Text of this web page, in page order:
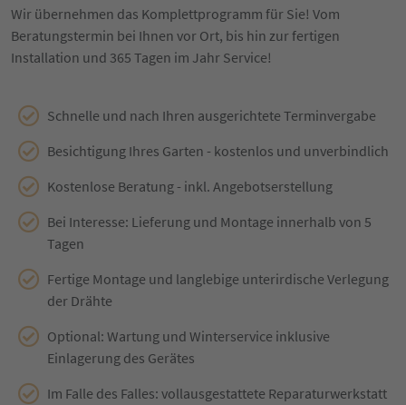
Wir übernehmen das Komplettprogramm für Sie! Vom
Beratungstermin bei Ihnen vor Ort, bis hin zur fertigen
Installation und 365 Tagen im Jahr Service!
Schnelle und nach Ihren ausgerichtete Terminvergabe
Besichtigung Ihres Garten - kostenlos und unverbindlich
Kostenlose Beratung - inkl. Angebotserstellung
Bei Interesse: Lieferung und Montage innerhalb von 5
Tagen
Fertige Montage und langlebige unterirdische Verlegung
der Drähte
Optional: Wartung und Winterservice inklusive
Einlagerung des Gerätes
Im Falle des Falles: vollausgestattete Reparaturwerkstatt